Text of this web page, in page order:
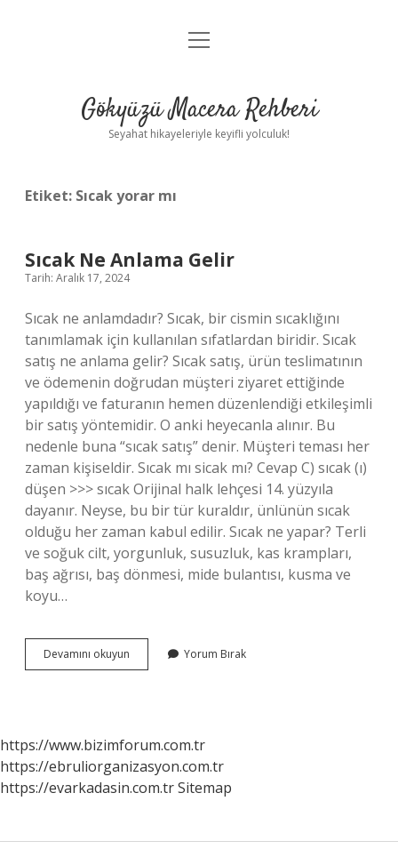
Anasayfa
Yasal Uyarı
menüyü
Gökyüzü Macera Rehberi
Seyahat hikayeleriyle keyifli yolculuk!
Etiket: Sıcak yorar mı
Sıcak Ne Anlama Gelir
Tarih: Aralık 17, 2024
Sıcak ne anlamdadır? Sıcak, bir cismin sıcaklığını
tanımlamak için kullanılan sıfatlardan biridir. Sıcak
satış ne anlama gelir? Sıcak satış, ürün teslimatının
ve ödemenin doğrudan müşteri ziyaret ettiğinde
yapıldığı ve faturanın hemen düzenlendiği etkileşimli
bir satış yöntemidir. O anki heyecanla alınır. Bu
nedenle buna “sıcak satış” denir. Müşteri teması her
zaman kişiseldir. Sıcak mı sicak mı? Cevap C) sıcak (ı)
düşen >>> sıcak Orijinal halk lehçesi 14. yüzyıla
dayanır. Neyse, bu bir tür kuraldır, ünlünün sıcak
olduğu her zaman kabul edilir. Sıcak ne yapar? Terli
ve soğuk cilt, yorgunluk, susuzluk, kas krampları,
baş ağrısı, baş dönmesi, mide bulantısı, kusma ve
koyu…
Devamını okuyun
Ne
Yorum Bırak
https://www.bizimforum.com.tr
https://ebruliorganizasyon.com.tr
https://evarkadasin.com.trSitemap